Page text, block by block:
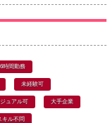
6時間勤務
未経験可
ュアル可 大手企業
キル不問